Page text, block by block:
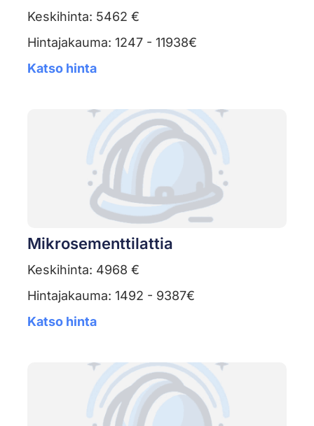
Keskihinta: 5462 €
Hintajakauma: 1247 - 11938€
Katso hinta
Mikrosementtilattia
Keskihinta: 4968 €
Hintajakauma: 1492 - 9387€
Katso hinta